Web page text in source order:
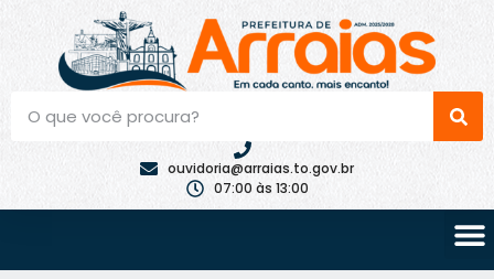
ouvidoria@arraias.to.gov.br
07:00 às 13:00